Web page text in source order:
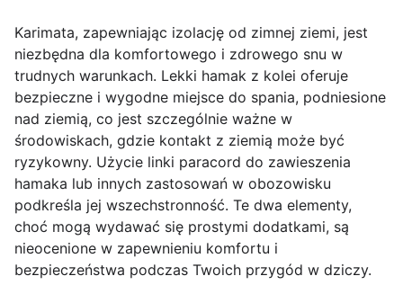
Karimata, zapewniając izolację od zimnej ziemi, jest
niezbędna dla komfortowego i zdrowego snu w
trudnych warunkach. Lekki hamak z kolei oferuje
bezpieczne i wygodne miejsce do spania, podniesione
nad ziemią, co jest szczególnie ważne w
środowiskach, gdzie kontakt z ziemią może być
ryzykowny. Użycie linki paracord do zawieszenia
hamaka lub innych zastosowań w obozowisku
podkreśla jej wszechstronność. Te dwa elementy,
choć mogą wydawać się prostymi dodatkami, są
nieocenione w zapewnieniu komfortu i
bezpieczeństwa podczas Twoich przygód w dziczy.